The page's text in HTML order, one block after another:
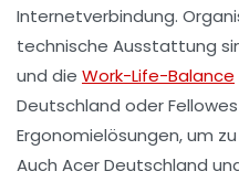
Internetverbindung.
technische Ausstattung
und die Work-Life-Balance
Deutschland oder
Ergonomielösungen, um
Auch Acer Deutschland